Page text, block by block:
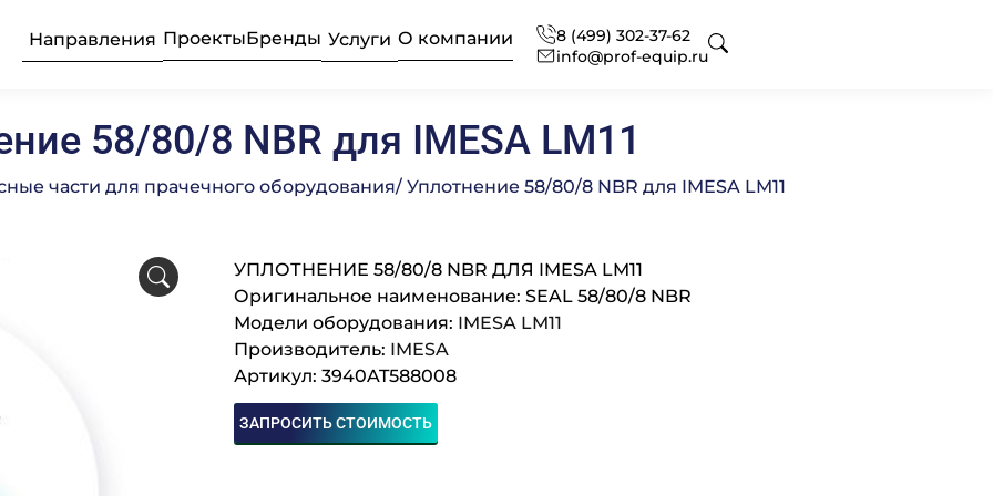
Направления ПроектыБренды Услуги О компании
8 (499) 302-37-62
info@prof-equip.ru
Подробнее
Профессиональная химия
Подробнее
Комплексное оснащение
Подробнее
Консалтинг
Подробнее
Поставка аксессуаров и запасных
частей
Подробнее
Химия профессиональная
Подробнее
Оборудование
профессиональной кухни
58/80/8 NBR для IMESA LM11
части для прачечного оборудования/ Уплотнение 58/80/8 NBR для IMESA LM11
УПЛОТНЕНИЕ 58/80/8 NBR ДЛЯ IMESA LM11
Оригинальное наименование: SEAL 58/80/8 NBR
Модели оборудования: IMESA LM11
Производитель: IMESA
Артикул: 3940AT588008
ЗАПРОСИТЬ СТОИМОСТЬ